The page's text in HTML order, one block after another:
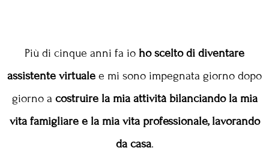
Più di cinque anni fa io ho scelto di diventare
assistente virtuale e mi sono impegnata giorno dopo
giorno a costruire la mia attività bilanciando la mia
vita famigliare e la mia vita professionale, lavorando
da casa.